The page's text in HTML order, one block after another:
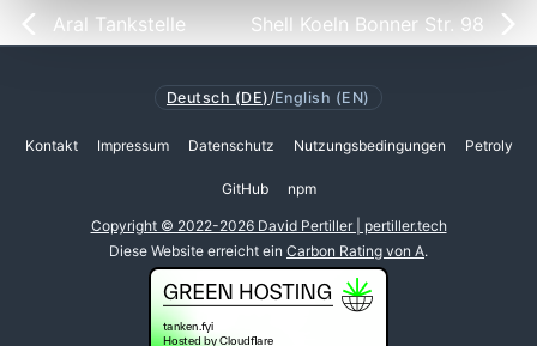
Aral Tankstelle Shell Koeln Bonner Str. 98
Deutsch (DE) /English (EN)
Kontakt Impressum Datenschutz Nutzungsbedingungen Petroly
GitHub npm
Copyright © 2022-2026 David Pertiller | pertiller.tech
Diese Website erreicht ein Carbon Rating von A.